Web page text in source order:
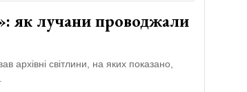
як лучани проводжали
архівні світлини, на яких показано,